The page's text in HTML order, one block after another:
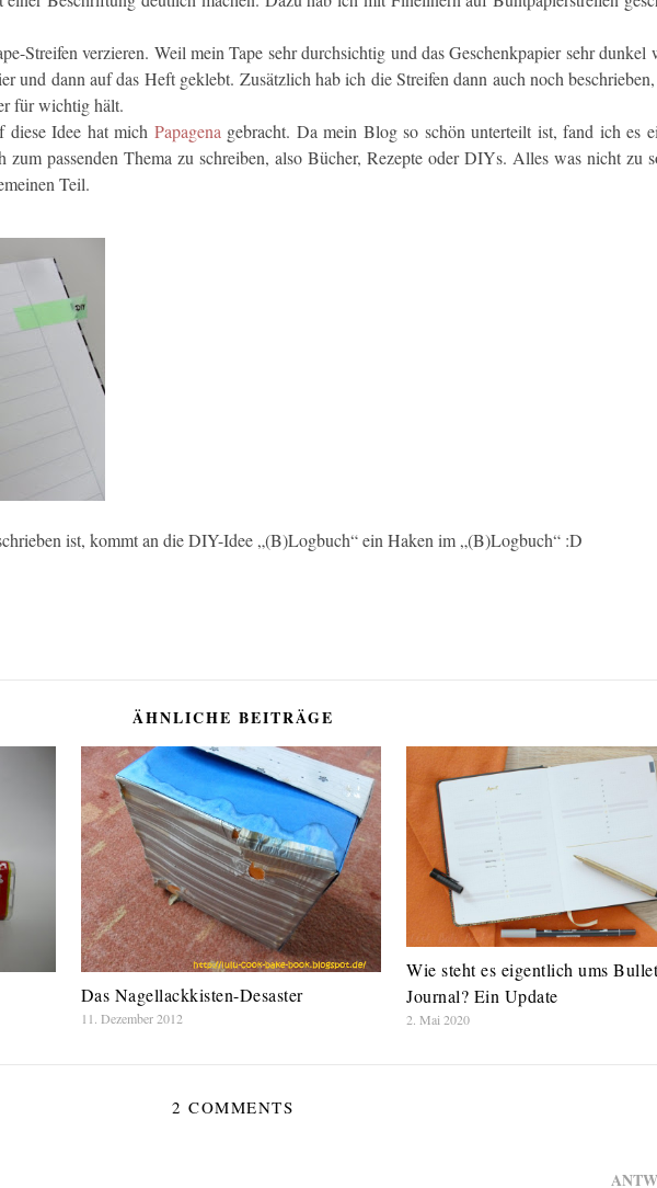
Streifen verzieren. Weil mein Tape sehr durchsichtig und das Geschenkpapier sehr dunkel
und dann auf das Heft geklebt. Zusätzlich hab ich die Streifen dann auch noch
für wichtig hält.
Idee hat mich Papagena gebracht. Da mein Blog so schön unterteilt ist, fand ich es
zum passenden Thema zu schreiben, also Bücher, Rezepte oder DIYs. Alles was nicht zu
Teil.
ist, kommt an die DIY-Idee „(B)Logbuch“ ein Haken im „(B)Logbuch“ :D
ÄHNLICHE BEITRÄGE
Das Nagellackkisten-Desaster
11. Dezember 2012
Wie steht es eigentlich ums
Journal? Ein Update
2. Mai 2020
2 COMMENTS